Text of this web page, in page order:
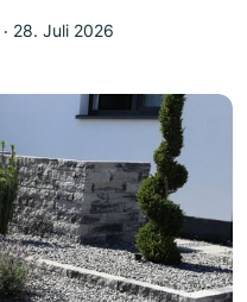
‧ 28. Juli 2026